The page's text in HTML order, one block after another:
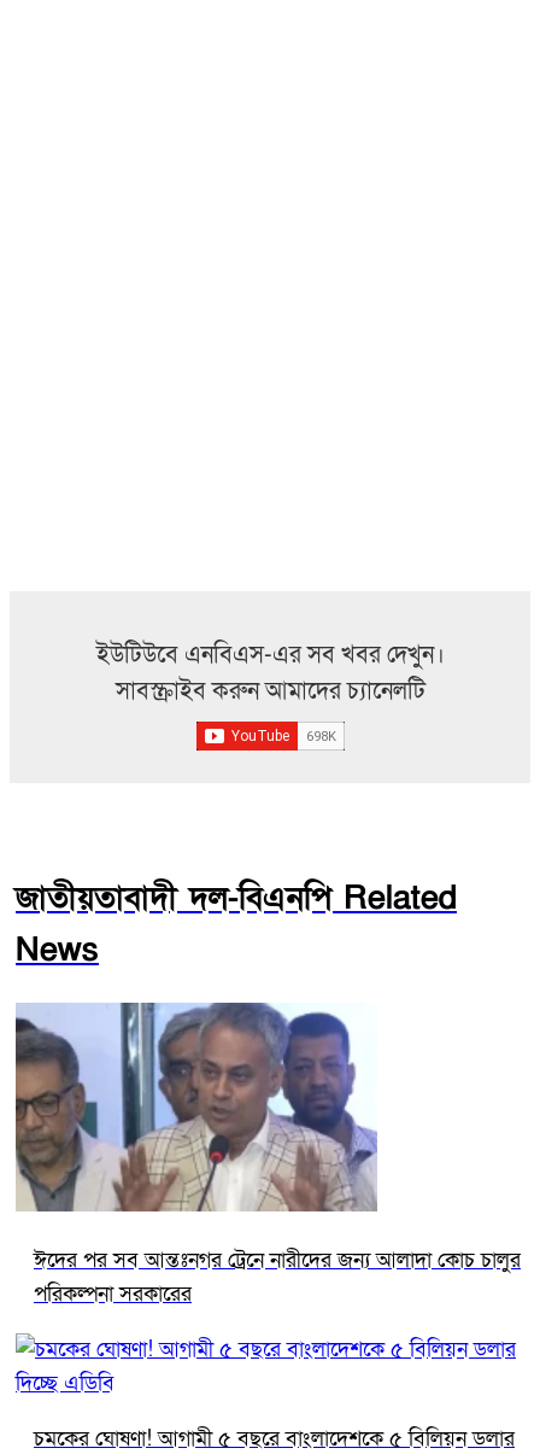
ইউটিউবে এনবিএস-এর সব খবর দেখুন।
সাবস্ক্রাইব করুন আমাদের চ্যানেলটি
জাতীয়তাবাদী দল-বিএনপি Related
News
ঈদের পর সব আন্তঃনগর ট্রেনে নারীদের জন্য আলাদা কোচ চালুর
পরিকল্পনা সরকারের
চমকের ঘোষণা! আগামী ৫ বছরে বাংলাদেশকে ৫ বিলিয়ন ডলার